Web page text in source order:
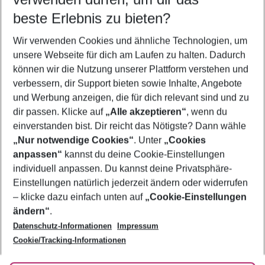
5-8 Nächte
2 Erwachsene Keine Kinder
Mehr Filter anzeigen
Footer
Footer navigation
Über uns
AGB
Bestpreisgarantie
Cookie-Einstellungen ändern
Cookie-Richtlinie
Agenturbetreuung
Barrierefreies Reisen
Folge uns
beste Erlebnis zu bieten?
Wir verwenden Cookies und ähnliche Technologien, um
unsere Webseite für dich am Laufen zu halten. Dadurch
können wir die Nutzung unserer Plattform verstehen und
verbessern, dir Support bieten sowie Inhalte, Angebote
und Werbung anzeigen, die für dich relevant sind und zu
dir passen. Klicke auf „Alle akzeptieren“, wenn du
einverstanden bist. Dir reicht das Nötigste? Dann wähle
„Nur notwendige Cookies“. Unter „Cookies
anpassen“ kannst du deine Cookie-Einstellungen
individuell anpassen. Du kannst deine Privatsphäre-
Einstellungen natürlich jederzeit ändern oder widerrufen
– klicke dazu einfach unten auf „Cookie-Einstellungen
ändern“.
Datenschutz-Informationen
Impressum
Cookie/Tracking-Informationen